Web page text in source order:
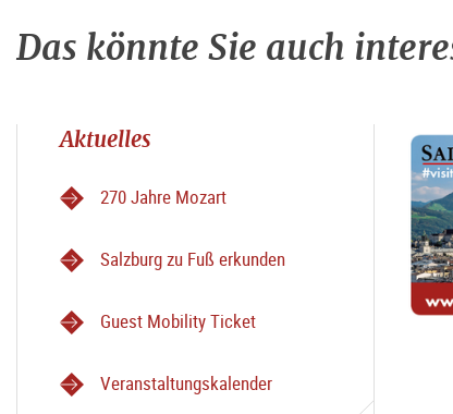
Das könnte Sie auch
Aktuelles
270 Jahre Mozart
Salzburg zu Fuß erkunden
Guest Mobility Ticket
Veranstaltungskalender